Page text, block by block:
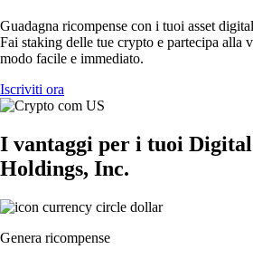
Guadagna ricompense con i tuoi asset
Fai staking delle tue crypto e partecipa alla
modo facile e immediato.
Iscriviti ora
I vantaggi per i tuoi
Holdings, Inc.
Genera ricompense